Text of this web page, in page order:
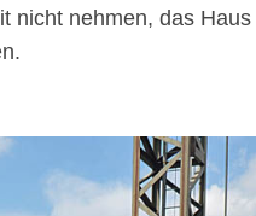
nicht nehmen, das